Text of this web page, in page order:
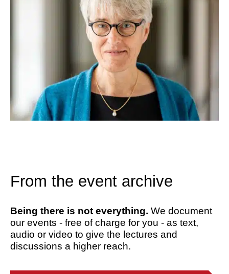
From the event archive
Being there is not everything. We document
our events - free of charge for you - as text,
audio or video to give the lectures and
discussions a higher reach.